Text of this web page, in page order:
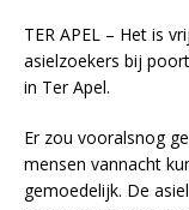
TER APEL – Het is
asielzoekers bij
in Ter Apel.
Er zou vooralsnog
mensen vannacht
gemoedelijk. De